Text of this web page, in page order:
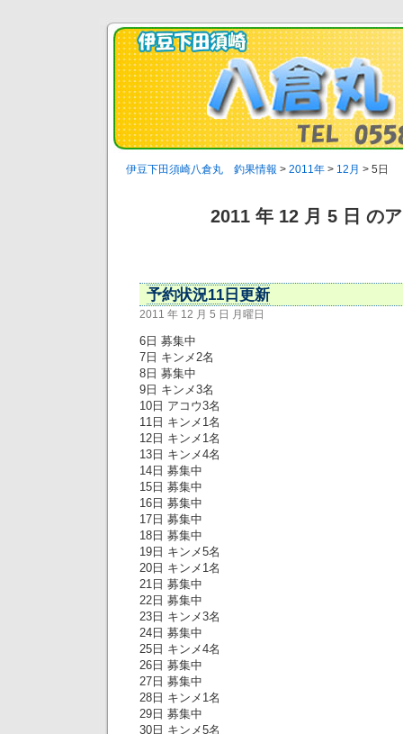
伊豆下田須崎八倉丸 釣果情報 > 2011年 > 12月 > 5日
2011 年 12 月 5 日 の
予約状況11日更新
2011 年 12 月 5 日 月曜日
6日 募集中
7日 キンメ2名
8日 募集中
9日 キンメ3名
10日 アコウ3名
11日 キンメ1名
12日 キンメ1名
13日 キンメ4名
14日 募集中
15日 募集中
16日 募集中
17日 募集中
18日 募集中
19日 キンメ5名
20日 キンメ1名
21日 募集中
22日 募集中
23日 キンメ3名
24日 募集中
25日 キンメ4名
26日 募集中
27日 募集中
28日 キンメ1名
29日 募集中
30日 キンメ5名